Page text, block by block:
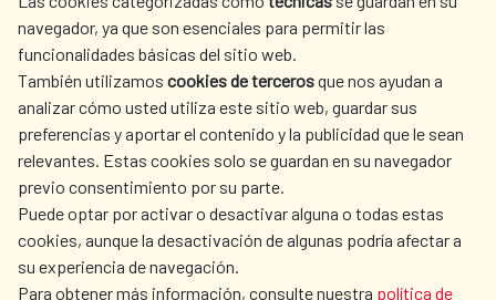
navegador, ya que son esenciales para permitir las
funcionalidades básicas del sitio web.
También utilizamos cookies de tercerosque nos ayudan a
analizar cómo usted utiliza este sitio web, guardar sus
preferencias y aportar el contenido y la publicidad que le sean
relevantes. Estas cookies solo se guardan en su navegador
previo consentimiento por su parte.
Puede optar por activar o desactivar alguna o todas estas
cookies, aunque la desactivación de algunas podría afectar a
su experiencia de navegación.
Para obtener más información, consulte nuestra política de
CULTURE AND SCIENCE LIBRARY
OUR SOCIAL MEDIA